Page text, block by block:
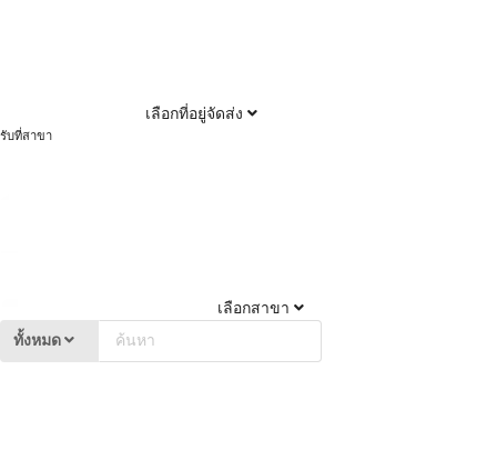
เลือกที่อยู่จัดส่ง
รับที่สาขา
เลือกสาขา
ทั้งหมด